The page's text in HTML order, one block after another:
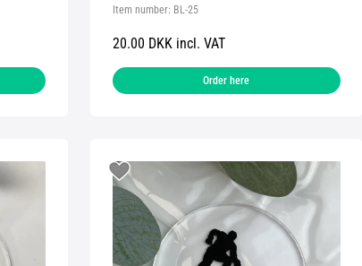
Item number: BL-25
20.00 DKK incl. VAT
Order here